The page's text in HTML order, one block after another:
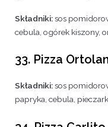
Składniki:sos
cebula, ogórek kiszony,
33. Pizza
Składniki:sos
papryka, cebula,